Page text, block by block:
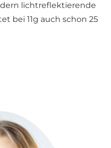
lichtreflektierende
bei 11g auch schon 25